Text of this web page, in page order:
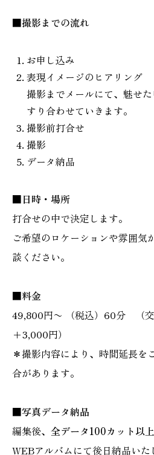
■撮影までの流れ
お申し込み
表現イメージのヒアリング
撮影までメールにて、魅せ
すり合わせていきます。
撮影前打合せ
撮影
データ納品
■日時・場所
打合せの中で決定します。
ご希望のロケーションや雰囲気
談ください。
■料金
49,800円〜 （税込）60分 （
+3,000円）
＊撮影内容により、時間延長を
合があります。
■写真データ納品
編集後、 全データ100カット以上
WEBアルバムにて後日納品いた